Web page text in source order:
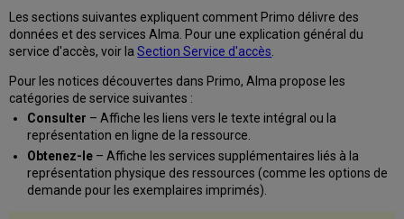
Paramètres
de
service
d'accès
par
défaut
pour
locales
Alma
Paramètres
Les sections suivantes expliquent comment Primo délivre des
données et des services Alma. Pour une explication général du
service d'accès, voir laSection Service d'accès
Pour les notices découvertes dans Primo, Alma propose les
catégories de service suivantes :
Consulter – Affiche les liens vers le texte intégral ou la
représentation en ligne de la ressource.
Obtenez-le– Affiche les services supplémentaires liés à la
représentation physique des ressources (comme les options de
demande pour les exemplaires imprimés).